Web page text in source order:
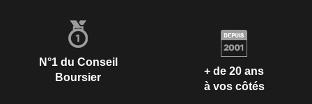
N°1 du Conseil
Boursier
+ de 20 ans
à vos côtés